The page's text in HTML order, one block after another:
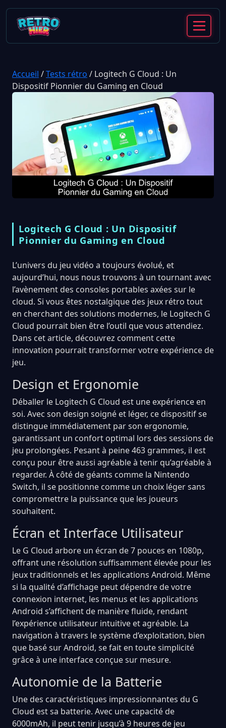
Accueil /Tests rétro / Logitech G Cloud : Un
Dispositif Pionnier du Gaming en Cloud
Logitech G Cloud : Un Dispositif
Pionnier du Gaming en Cloud
L’univers du jeu vidéo a toujours évolué, et
aujourd’hui, nous nous trouvons à un tournant avec
l’avènement des consoles portables axées sur le
cloud. Si vous êtes nostalgique des jeux rétro tout
en cherchant des solutions modernes, le Logitech G
Cloud pourrait bien être l’outil que vous attendiez.
Dans cet article, découvrez comment cette
innovation pourrait transformer votre expérience de
jeu.
Design et Ergonomie
Déballer le Logitech G Cloud est une expérience en
soi. Avec son design soigné et léger, ce dispositif se
distingue immédiatement par son ergonomie,
garantissant un confort optimal lors des sessions de
jeu prolongées. Pesant à peine 463 grammes, il est
conçu pour être aussi agréable à tenir qu’agréable à
regarder. À côté de géants comme la Nintendo
Switch, il se positionne comme un choix léger sans
compromettre la puissance que les joueurs
souhaitent.
Écran et Interface Utilisateur
Le G Cloud arbore un écran de 7 pouces en 1080p,
offrant une résolution suffisamment élevée pour les
jeux traditionnels et les applications Android. Même
si la qualité d’affichage peut dépendre de votre
connexion internet, les menus et les applications
Android s’affichent de manière fluide, rendant
l’expérience utilisateur intuitive et agréable. La
navigation à travers le système d’exploitation, bien
que basé sur Android, se fait en toute simplicité
grâce à une interface conçue sur mesure.
Autonomie de la Batterie
Une des caractéristiques impressionnantes du G
Cloud est sa batterie. Avec une capacité de
6000mAh, il peut tenir jusqu’à 9 heures de jeu